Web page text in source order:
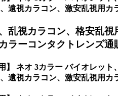
遠視カラコン、激安乱視用カ
乱視カラコン、格安乱
ラーコンタクトレンズ通
用】 ネオ 3カラー バイオレッ
遠視カラコン、激安乱視用カ